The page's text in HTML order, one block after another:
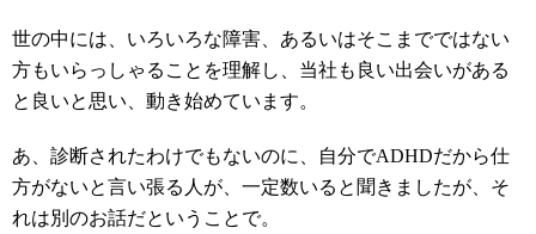
世の中には、いろいろな障害、あるいはそこまでではない
方もいらっしゃることを理解し、当社も良い出会いがある
と良いと思い、動き始めています。
あ、診断されたわけでもないのに、自分でADHDだから仕
方がないと言い張る人が、一定数いると聞きましたが、そ
れは別のお話だということで。